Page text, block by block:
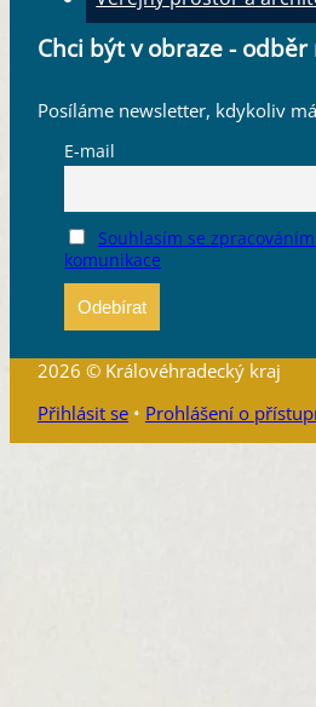
Chci být v obraze -
Posíláme newsletter, kdykoliv
E-mail
Souhlasím se
komunikace
2026 © Královéhradecký kraj
Přihlásit se• Prohlášení o